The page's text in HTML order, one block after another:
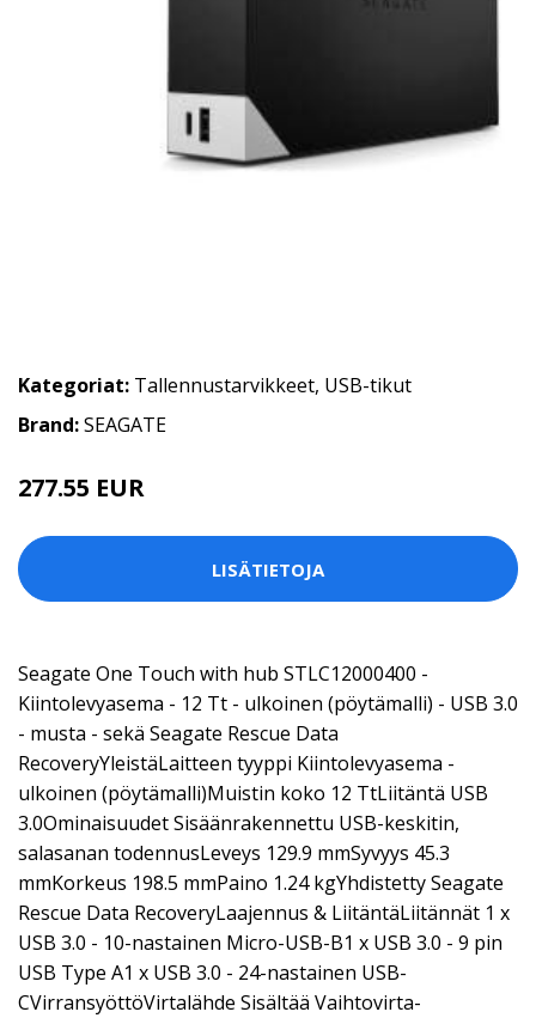
Kategoriat: Tallennustarvikkeet, USB-tikut
Brand:SEAGATE
277.55 EUR
LISÄTIETOJA
Seagate One Touch with hub STLC12000400 -
Kiintolevyasema - 12 Tt - ulkoinen (pöytämalli) - USB 3.0
- musta - sekä Seagate Rescue Data
RecoveryYleistäLaitteen tyyppi Kiintolevyasema -
ulkoinen (pöytämalli)Muistin koko 12 TtLiitäntä USB
3.0Ominaisuudet Sisäänrakennettu USB-keskitin,
salasanan todennusLeveys 129.9 mmSyvyys 45.3
mmKorkeus 198.5 mmPaino 1.24 kgYhdistetty Seagate
Rescue Data RecoveryLaajennus & LiitäntäLiitännät 1 x
USB 3.0 - 10-nastainen Micro-USB-B1 x USB 3.0 - 9 pin
USB Type A1 x USB 3.0 - 24-nastainen USB-
CVirransyöttöVirtalähde Sisältää Vaihtovirta-